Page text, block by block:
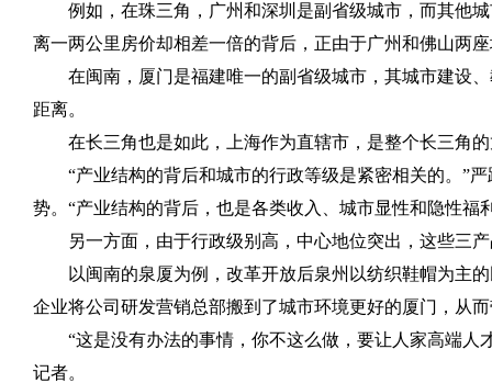
例如，在珠三角，广州和深圳是副省级城市，而其他
离一两公里房价却相差一倍的背后，正由于广州和佛山两
在闽南，厦门是福建唯一的副省级城市，其城市建设
距离。
在长三角也是如此，上海作为直辖市，是整个长三角
“产业结构的背后和城市的行政等级是紧密相关的。”
势。“产业结构的背后，也是各类收入、城市显性和隐性
另一方面，由于行政级别高，中心地位突出，这些三
以闽南的泉厦为例，改革开放后泉州以纺织鞋帽为主
企业将公司研发营销总部搬到了城市环境更好的厦门，从
“这是没有办法的事情，你不这么做，要让人家高端
记者。